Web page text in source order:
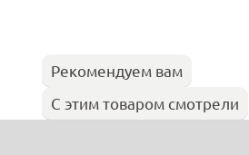
Рекомендуем вам
С этим товаром смотрели